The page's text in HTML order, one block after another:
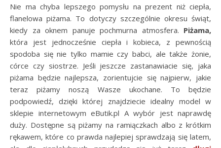
Nie ma chyba lepszego pomysłu na prezent niż ciepła,
flanelowa piżama. To dotyczy szczególnie okresu świąt,
kiedy za oknem panuje pochmurna atmosfera. Piżama,
która jest jednocześnie ciepła i kobieca, z pewnością
spodoba się nie tylko mamie czy babci, ale także żonie,
córce czy siostrze. Jeśli jeszcze zastanawiacie się, jaka
piżama będzie najlepsza, zorientujcie się najpierw, jakie
teraz piżamy noszą Wasze ukochane. To będzie
podpowiedź, dzięki której znajdziecie idealny model w
sklepie internetowym eButik.pl A wybór jest naprawdę
duży. Dostępne są piżamy na ramiączkach albo z krótkim
rękawem, które co prawda najlepiej sprawdzają się latem,